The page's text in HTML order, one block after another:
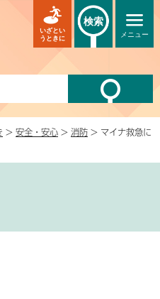
メニュー
いざとい
うときに
検索
> 安全・安心 > 消防 > マイナ救急に